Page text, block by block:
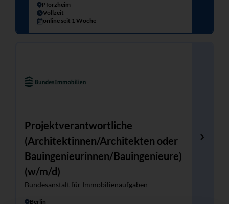
Pforzheim
Vollzeit
online seit 1 Woche
Projektverantwortliche
(Architektinnen/Architekten oder
Bauingenieurinnen/Bauingenieure)
(w/m/d)
Bundesanstalt für Immobilienaufgaben
Berlin